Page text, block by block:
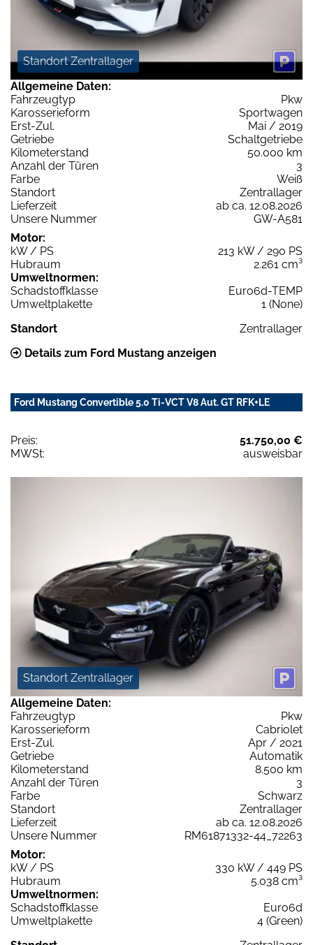
Standort Zentrallager
Allgemeine Daten:
Fahrzeugtyp
Pkw
Karosserieform
Sportwagen
Erst-Zul.
Mai / 2019
Getriebe
Schaltgetriebe
Kilometerstand
50.000 km
Anzahl der Türen
3
Farbe
Weiß
Standort
Zentrallager
Lieferzeit
ab ca. 12.08.2026
Unsere Nummer
GW-A581
Motor:
kW / PS
213 kW / 290 PS
Hubraum
2.261 cm³
Umweltnormen:
Schadstoffklasse
Euro6d-TEMP
Umweltplakette
1 (None)
Standort
Zentrallager
Details zum Ford Mustang anzeigen
Ford Mustang Convertible 5.0 Ti-VCT V8 Aut. GT RFK+LE
Preis:
51.750,00 €
MWSt:
ausweisbar
Standort Zentrallager
Allgemeine Daten:
Fahrzeugtyp
Pkw
Karosserieform
Cabriolet
Erst-Zul.
Apr / 2021
Getriebe
Automatik
Kilometerstand
8.500 km
Anzahl der Türen
3
Farbe
Schwarz
Standort
Zentrallager
Lieferzeit
ab ca. 12.08.2026
Unsere Nummer
RM61871332-44_72263
Motor:
kW / PS
330 kW / 449 PS
Hubraum
5.038 cm³
Umweltnormen:
Schadstoffklasse
Euro6d
Umweltplakette
4 (Green)